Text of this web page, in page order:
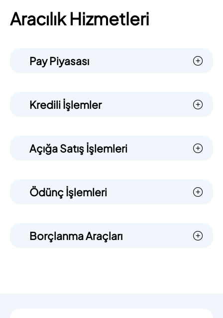
Aracılık Hizmetleri
Pay Piyasası
Kredili İşlemler
Açığa Satış İşlemleri
Ödünç İşlemleri
Borçlanma Araçları